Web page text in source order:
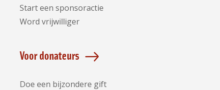
Start een sponsoractie
Word vrijwilliger
Voor donateurs
Doe een bijzondere gift